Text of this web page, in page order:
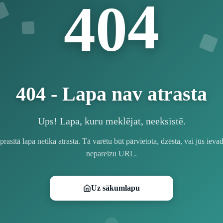
404
404 - Lapa nav atrasta
Ups! Lapa, kuru meklējat, neeksistē.
lapa netika atrasta. Tā varētu būt pārvietota, dzēsta, vai jūs
nepareizu URL.
Uz sākumlapu